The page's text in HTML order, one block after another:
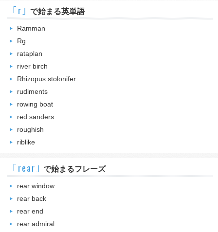
｢r｣ で始まる英単語
Ramman
Rg
rataplan
river birch
Rhizopus stolonifer
rudiments
rowing boat
red sanders
roughish
riblike
｢rear｣ で始まるフレーズ
rear window
rear back
rear end
rear admiral